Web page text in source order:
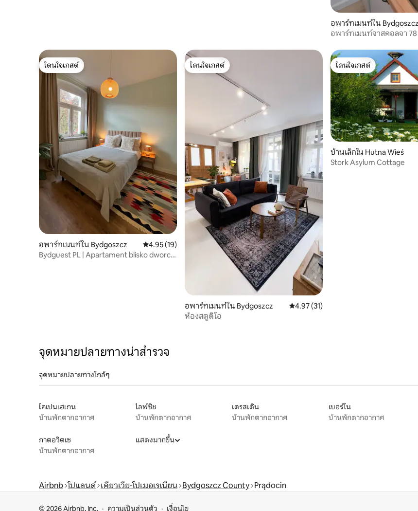
อพาร์ทเมนท์ใน Bydgoszcz
อพาร์ทเมนท์จาสคอลจา 78
โดนใจเกสต์
โดนใจเกสต์
อพาร์ทเมนท์ใน Bydgoszcz คะแนนเฉลี่ย 4.95 จาก 5, 19 รีวิว
4.95 (19)
Bydguest PL | Apartament blisko dworca
โดนใจเกสต์
โดนใจเกสต์
อพาร์ทเมนท์ใน Bydgoszcz คะแนนเฉลี่ย 4.97 จาก 5, 31 รีวิว
4.97 (31)
ห้องสตูดิโอ
โดนใจเกสต์
โดนใจเกสต์
บ้านเล็กใน Hutna Wieś
Stork Asylum Cottage
จุดหมายปลายทางน่าสำรวจ
จุดหมายปลายทางใกล้ๆ
โคเปนเฮเกน
บ้านพักตากอากาศ
ไลพ์ซิช
บ้านพักตากอากาศ
เดรสเดิน
บ้านพักตากอากาศ
เบอร์โน
บ้านพักตากอากาศ
กาตอวิตเซ
บ้านพักตากอากาศ
แสดงมากขึ้น
Airbnb โปแลนด์ เคียวเวีย-โปเมอเรเนียน Bydgoszcz County Prądocin
© 2026 Airbnb, Inc. ความเป็นส่วนตัว เงื่อนไข